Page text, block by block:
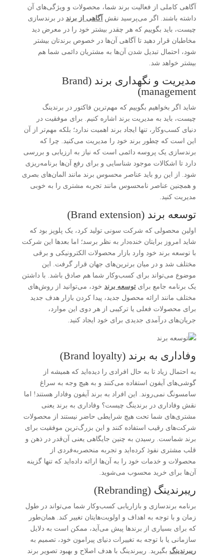
آگاهی کاملی از فعالیت برند شما، محصولات و ویژگی‌های آن
داشته باشند. اگر می‌پرسید نقش آگاهی از برند در برندسازی
چیست، باید بگوییم که هر چقدر بیشتر خود را در معرض دید
مخاطبان قرار دهید تا آگاهی آن‌ها در خصوص برندتان بیشتر
شود، احتمال تبدیل شدن آن‌ها به مشتریان دائمی شما هم
بیشتر خواهد شد.
مدیریت و نگهداری برند (Brand
management)
شاید اگر بخواهیم بگوییم که مهم‌ترین فاکتور در برندینگ
چیست، باید به مدیریت برند اشاره کنیم. برای موفقیت در
دنیای کسب‌وکار، تنها ایجاد برند اهمیت ندارد؛ بلکه مهم‌تر از آن
این است که چطور برند خود را مدیریت می‌کنید. چرا که
برندسازی یک پروسه دائمی است که نیاز به ارزیابی و بررسی
دارد تا اشکالات موجود شناسایی و برای رفع آن‌ها برنامه‌ریزی
شود. از این رو باید عناصر محسوس برند مانند المان‌های بصری
و همچنین عناصر نامحسوس مانند تجربه مشتری را به خوبی
مدیریت کنید.
توسعه برند (Brand extension)
اولین محصولی که شرکت سونی تولید کرد، یک پلوپز بود که
شاید امروز برایتان خنده‌دار به نظر برسد؛ اما بعدها این شرکت
با توسعه برند خود وارد بازار محصولات الکترونیکی و برقی
مختلف شد و در میان برترین‌های جهان قرار گرفت. این
موضوع می‌تواند برای کسب‌وکار شما هم صادق باشد. با داشتن
یک برنامه جامع برای توسعه برند خود، می‌توانید از روش‌های
مختلف مانند ارائه محصول جدید، پیدا کردن بازار هدف جدید
برای محصولات فعلی یا ترکیبی از هر دوی این موارد،
جریان‌های درآمدی جدیدی برای خود ایجاد کنید.
وفاداری به برند (Brand loyalty)
به احتمال زیاد تا به حال افرادی را دیده‌اید که همیشه از
گوشی‌های آیفون استفاده می‌کنند و به هیچ وجه به سراغ
سامسونگ نمی‌روند. این افراد به برند آیفون وفادار هستند! اما
نقش وفاداری در برندینگ چیست؟ وفاداری به برند یعنی
مشتری‌های شما تحت هیچ شرایطی حاضر نیستند از محصولات
شرکت‌های رقیب استفاده کنند و این بزرگ‌ترین موفقیت برای
برند شماست. رسیدن به چنین جایگاهی یعنی آن‌قدر در ذهن و
قلب مشتری نفوذ کرده‌اید و تجربه منحصربه‌فردی از
محصولات و خدمات خود را به آن‌ها ارائه داده‌اید که تنها گزینه
آن‌ها برای خرید محسوب می‌شوید.
ریبرندینگ (Rebranding)
برنامه برندسازی و بازاریابی کسب‌وکار شما می‌تواند در طول
زمان و با توجه به اهداف و اولویت‌هایتان تغییر کند. همان‌طور
که برای بسیاری از برندها پیش می‌آید، ممکن است به دلایل
سازمانی یا با توجه به تغییرات دنیای پیرامون خود، تصمیم به
ریبرندینگ بگیرید. ریبرندینگ با هدف اصلاح و بهبود تصویر برند